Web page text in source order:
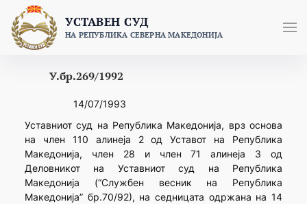
content
УСТАВЕН СУД
НА РЕПУБЛИКА СЕВЕРНА МАКЕДОНИЈА
У.бр.269/1992
14/07/1993
Уставниот суд на Република Македонија, врз основа
на член 110 алинеја 2 од Уставот на Република
Македонија, член 28 и член 71 алинеја 3 од
Деловникот на Уставниот суд на Република
Македонија (“Службен весник на Република
Македонија” бр.70/92), на седницата одржана на 14